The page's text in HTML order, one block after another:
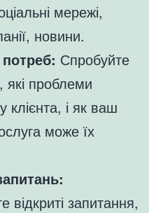
мережі,
новини.
Спробуйте
які проблеми
клієнта, і як ваш
може їх
запитання,